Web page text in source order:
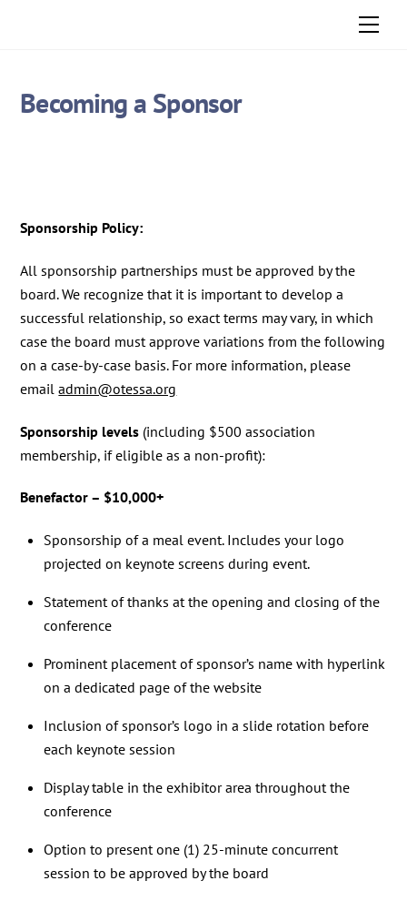
Becoming a Sponsor
Sponsorship Policy:
All sponsorship partnerships must be approved by the
board. We recognize that it is important to develop a
successful relationship, so exact terms may vary, in which
case the board must approve variations from the following
on a case-by-case basis. For more information, please
emailadmin@otessa.org
Sponsorship levels (including $500 association
membership, if eligible as a non-profit):
Benefactor – $10,000+
Sponsorship of a meal event. Includes your logo
projected on keynote screens during event.
Statement of thanks at the opening and closing of the
conference
Prominent placement of sponsor’s name with hyperlink
on a dedicated page of the website
Inclusion of sponsor’s logo in a slide rotation before
each keynote session
Display table in the exhibitor area throughout the
conference
Option to present one (1) 25-minute concurrent
session to be approved by the board